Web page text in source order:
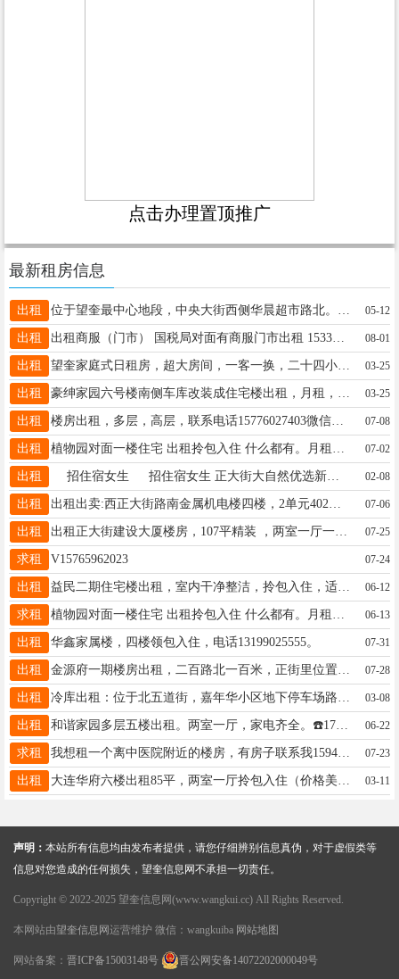
点击办理置顶推广
最新租房信息
出租 05-12
出租 出租商服（门市） 国税局对面有商服门市出租 15331955201价格绝对最低！ 08-01
出租 望奎家庭式日租房，超大房间，一客一换，二十四小时热水，冰箱，电视，洗衣机，空调，wifi，洗漱用品齐全，优雅的环境，家的感觉！微信电话同步:13384553230 03-25
出租 03-25
出租 楼房出租，多层，高层，联系电话15776027403微信同步 07-08
出租 07-02
出租 招住宿女生 招住宿女生 正大街大自然优选新店北侧院子里三楼招住宿女生，两人一个屋子，床铺的价格，单间的环境。电话.13845558157，13763789388 02-08
出租 07-06
出租 出租正大街建设大厦楼房，107平精装 ，两室一厅一厨一卫，南北通透、家电齐全拎包入住，租金8000 年付，价格可议，房主人好事少，联系电话：13840994571 07-25
求租 V15765962023 07-24
出租 益民二期住宅楼出租，室内干净整洁，拎包入住，适合一中，六小，三中赔读。 13298758800 06-12
求租 06-13
出租 华鑫家属楼，四楼领包入住，电话13199025555。 07-31
出租 金源府一期楼房出租，二百路北一百米，正街里位置50平方，6楼有缓台不累，装修环境好，年租金6500，取暖物业费全在内，日租房，中介请绕行，18745573302 07-28
出租 03-08
出租 和谐家园多层五楼出租。两室一厅，家电齐全。☎️17645539725 06-22
求租 我想租一个离中医院附近的楼房，有房子联系我15946157585 07-23
出租 03-11
声明： 本站所有信息均由发布者提供，请您仔细辨别信息真伪，对于虚假类等
信息对您造成的任何损失，望奎信息网不承担一切责任。
Copyright © 2022-2025 望奎信息网(www.wangkui.cc) All Rights Reserved.
本网站由望奎信息网 运营维护 微信：wangkuiba 网站地图
网站备案： 晋ICP备15003148号 晋公网安备14072202000049号